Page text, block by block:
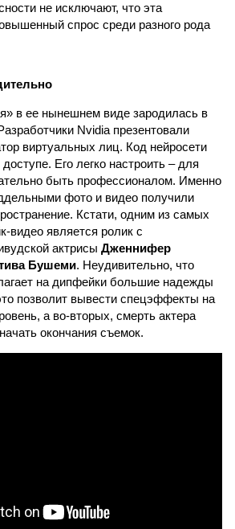
не исключают, что эта
спрос среди разного рода
в ее нынешнем виде зародилась в
Nvidia презентовали
виртуальных лиц. Код нейросети
Его легко настроить – для
быть профессионалом. Именно
фото и видео получили
Кстати, одним из самых
видео является ролик с
актрисы Дженнифер
Бушеми. Неудивительно, что
на дипфейки большие надежды
позволит вывести спецэффекты на
а во-вторых, смерть актера
окончания съемок.